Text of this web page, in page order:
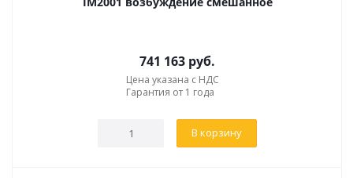
741 163 руб.
Цена указана с НДС
Гарантия от 1 года
В корзину